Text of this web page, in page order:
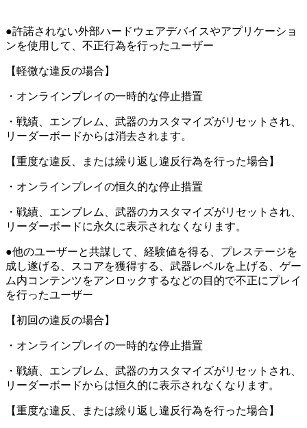
●許諾されない外部ハードウェアデバイスやアプリケーショ
ンを使用して、不正行為を行ったユーザー
【軽微な違反の場合】
・オンラインプレイの一時的な停止措置
・戦績、エンブレム、武器のカスタマイズがリセットされ、
リーダーボードからは消去されます。
【重度な違反、または繰り返し違反行為を行った場合】
・オンラインプレイの恒久的な停止措置
・戦績、エンブレム、武器のカスタマイズがリセットされ、
リーダーボードに永久に表示されなくなります。
●他のユーザーと共謀して、経験値を得る、プレステージを
成し遂げる、スコアを獲得する、武器レベルを上げる、ゲー
ム内コンテンツをアンロックするなどの目的で不正にプレイ
を行ったユーザー
【初回の違反の場合】
・オンラインプレイの一時的な停止措置
・戦績、エンブレム、武器のカスタマイズがリセットされ、
リーダーボードからは恒久的に表示されなくなります。
【重度な違反、または繰り返し違反行為を行った場合】